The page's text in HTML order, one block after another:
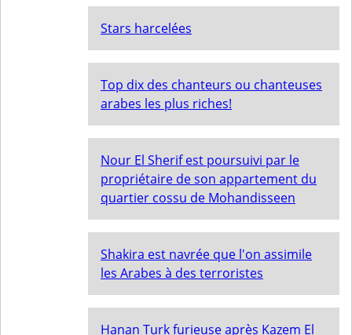
Stars harcelées
Top dix des chanteurs ou chanteuses
arabes les plus riches!
Nour El Sherif est poursuivi par le
propriétaire de son appartement du
quartier cossu de Mohandisseen
Shakira est navrée que l'on assimile
les Arabes à des terroristes
Hanan Turk furieuse après Kazem El